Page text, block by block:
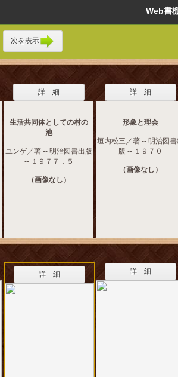
Web
次を表示
詳 細
生活共同体としての村の
池
ユンゲ／著 -- 明治図書出版
-- １９７７．５
（画像なし）
詳 細
形象と理会
垣内松三／著 -- 明治図
版 -- １９７０
（画像なし）
詳 細 詳 細